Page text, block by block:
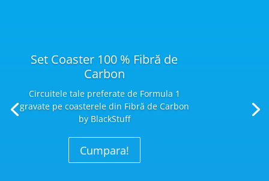
Set Coaster 100 % Fibră de
Carbon
Circuitele tale preferate de Formula 1
gravate pe coasterele din Fibră de Carbon
by BlackStuff
Cumpara!